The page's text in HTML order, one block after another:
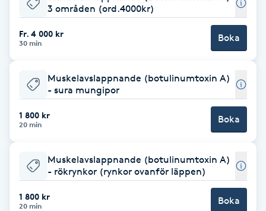
Bröllopsuppsättning
Celluliter
Coachning
Color correction
Cryoterapi
3 områden (ord.4000kr)
Fr. 4 000 kr
30 min Boka
Muskelavslappnande (botulinumtoxin A)
- sura mungipor
1 800 kr
20 min Boka
Muskelavslappnande (botulinumtoxin A)
- rökrynkor (rynkor ovanför läppen)
1 800 kr
20 min Boka